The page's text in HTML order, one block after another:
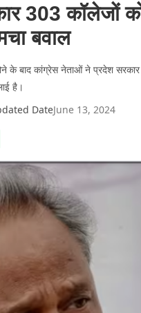
303 कॉलेजों को
बवाल
के बाद कांग्रेस नेताओं ने प्रदेश
है।
DateJune 13, 2024